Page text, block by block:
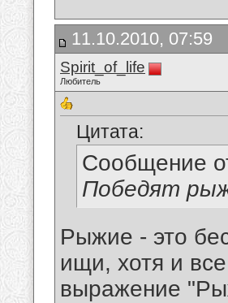
11.10.2010, 07:59
Spirit_of_life
Любитель
Цитата:
Сообщение
Победят
Рыжие - это
ищи, хотя и
выражение